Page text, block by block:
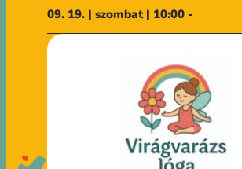
09. 19. | szombat | 10:00 -